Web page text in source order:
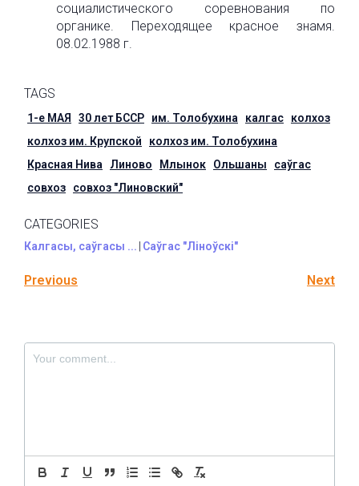
социалистического соревнования по
органике. Переходящее красное знамя.
08.02.1988 г.
TAGS
1-е МАЯ 30 лет БССР им. Толобухина калгас
колхоз
колхоз им. Крупской
колхоз им. Толобухина
Красная Нива
Линово Млынок Ольшаны
саўгас
совхоз
совхоз "Линовский"
CATEGORIES
Калгасы, саўгасы ... Саўгас "Ліноўскі"
Previous Next